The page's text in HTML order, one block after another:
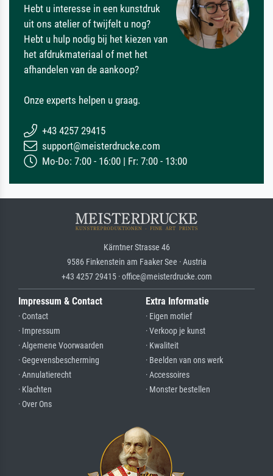
Hebt u interesse in een kunstdruk
uit ons atelier of twijfelt u nog?
Hebt u hulp nodig bij het kiezen van
het afdrukmateriaal of met het
afhandelen van de aankoop?
Onze experts helpen u graag.
+43 4257 29415
support@meisterdrucke.com
Mo-Do: 7:00 - 16:00 | Fr: 7:00 - 13:00
Kärntner Strasse 46
9586 Finkenstein am Faaker See · Austria
+43 4257 29415 · office@meisterdrucke.com
Impressum & Contact
· Contact
· Impressum
· Algemene Voorwaarden
· Gegevensbescherming
· Annulatierecht
· Klachten
· Over Ons
Extra Informatie
· Eigen motief
· Verkoop je kunst
· Kwaliteit
· Beelden van ons werk
· Accessoires
· Monster bestellen